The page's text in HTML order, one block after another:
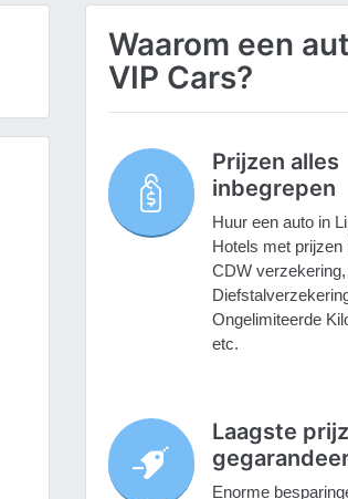
Waarom een
VIP Cars?
Prijzen alles
inbegrepen
Huur een auto in
Hotels met prijzen
CDW verzekering,
Ongelimiteerde
etc.
Laagste
Enorme